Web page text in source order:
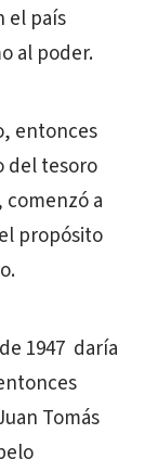
el país
al poder.
entonces
del tesoro
a
propósito
1947 daría
Tomás